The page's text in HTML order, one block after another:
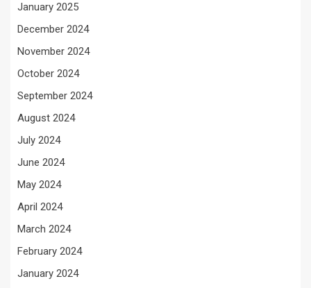
January 2025
December 2024
November 2024
October 2024
September 2024
August 2024
July 2024
June 2024
May 2024
April 2024
March 2024
February 2024
January 2024